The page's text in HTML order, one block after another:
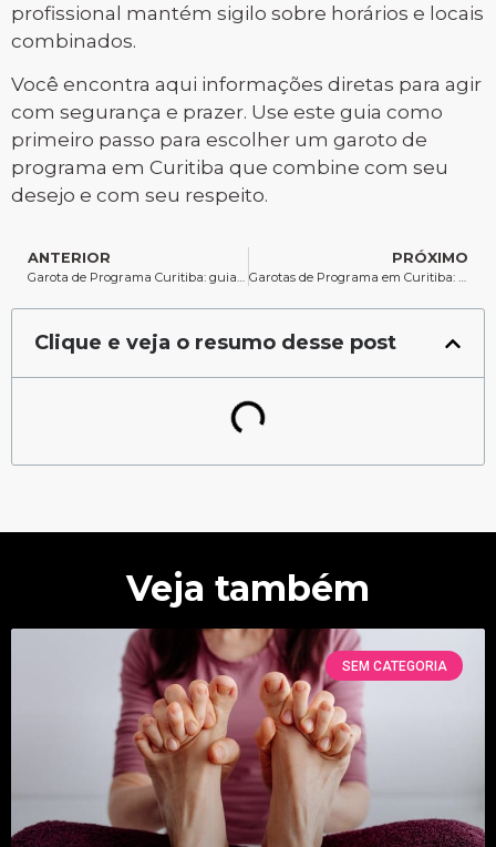
profissional mantém sigilo sobre horários e locais
combinados.
Você encontra aqui informações diretas para agir
com segurança e prazer. Use este guia como
primeiro passo para escolher um garoto de
programa em Curitiba que combine com seu
desejo e com seu respeito.
ANTERIOR
Garota de Programa Curitiba: guia prático para buscar com segurança e discrição
PRÓXIMO
Garotas de Programa em Curitiba: Guia Completo para Quem Busca Prazer e Diversão na Capital Paranaense
Clique e veja o resumo desse post
Veja também
SEM CATEGORIA